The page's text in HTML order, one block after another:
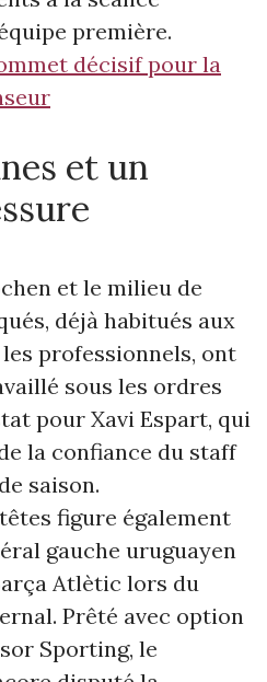
première.
décisif pour la
et un
et le milieu de
déjà habitués aux
professionnels, ont
sous les ordres
pour Xavi Espart, qui
la confiance du staff
saison.
figure également
gauche uruguayen
Atlètic lors du
Prêté avec option
Sporting, le